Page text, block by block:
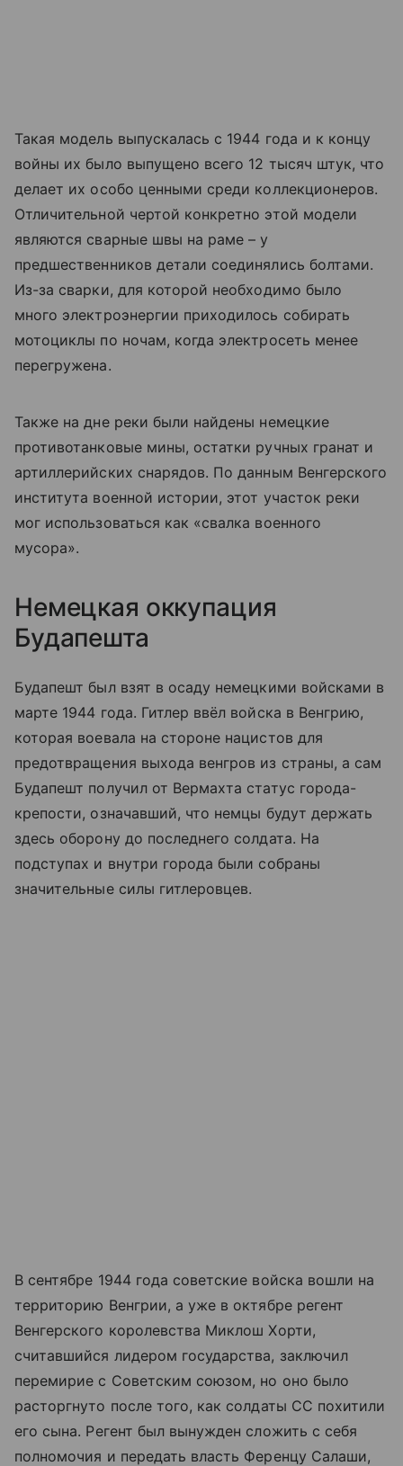
Такая модель выпускалась с 1944 года и к концу
войны их было выпущено всего 12 тысяч штук, что
делает их особо ценными среди коллекционеров.
Отличительной чертой конкретно этой модели
являются сварные швы на раме – у
предшественников детали соединялись болтами.
Из-за сварки, для которой необходимо было
много электроэнергии приходилось собирать
мотоциклы по ночам, когда электросеть менее
перегружена.
Также на дне реки были найдены немецкие
противотанковые мины, остатки ручных гранат и
артиллерийских снарядов. По данным Венгерского
института военной истории, этот участок реки
мог использоваться как «свалка военного
мусора».
Немецкая оккупация
Будапешта
Будапешт был взят в осаду немецкими войсками в
марте 1944 года. Гитлер ввёл войска в Венгрию,
которая воевала на стороне нацистов для
предотвращения выхода венгров из страны, а сам
Будапешт получил от Вермахта статус города-
крепости, означавший, что немцы будут держать
здесь оборону до последнего солдата. На
подступах и внутри города были собраны
значительные силы гитлеровцев.
В сентябре 1944 года советские войска вошли на
территорию Венгрии, а уже в октябре регент
Венгерского королевства Миклош Хорти,
считавшийся лидером государства, заключил
перемирие с Советским союзом, но оно было
расторгнуто после того, как солдаты СС похитили
его сына. Регент был вынужден сложить с себя
полномочия и передать власть Ференцу Салаши,